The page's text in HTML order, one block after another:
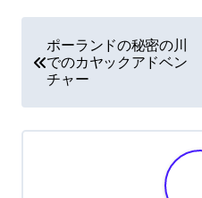
Post
ポーランドの秘密の川
でのカヤックアドベン
チャー